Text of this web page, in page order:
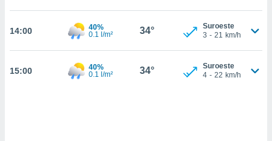
en
más
y
14:00
40%
0.1 l/m²
34°
Suroeste
3 - 21 km/h
15:00
40%
0.1 l/m²
34°
Suroeste
4 - 22 km/h